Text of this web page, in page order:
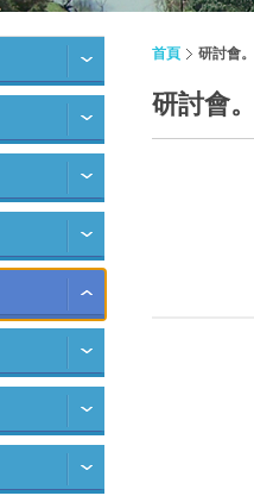
首頁 研討會
研討會